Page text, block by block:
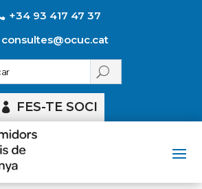
+34 93 417 47 37
consultes@ocuc.cat
FES-TE SOCI